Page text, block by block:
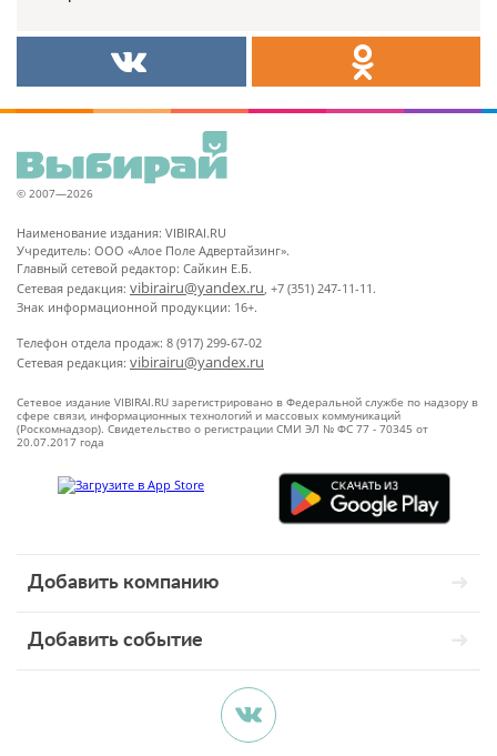
© 2007—2026
Наименование издания: VIBIRAI.RU
Учредитель: ООО «Алое Поле Адвертайзинг».
Главный сетевой редактор: Сайкин Е.Б.
Сетевая редакция: vibirairu@yandex.ru, +7 (351) 247-11-11.
Знак информационной продукции: 16+.
Телефон отдела продаж: 8 (917) 299-67-02
Сетевая редакция: vibirairu@yandex.ru
Сетевое издание VIBIRAI.RU зарегистрировано в Федеральной службе по надзору в
сфере связи, информационных технологий и массовых коммуникаций
(Роскомнадзор). Свидетельство о регистрации СМИ ЭЛ № ФС 77 - 70345 от
20.07.2017 года
Добавить компанию
Добавить событие